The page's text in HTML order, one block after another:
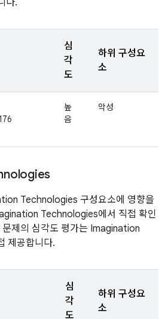
다.
심
각
도
하위 구성요
소
높
음
악성
Technologies 구성요소에 영향을
Technologies에서 직접 확인
제의 심각도 평가는 Imagination
제공합니다.
심
각
도
하위 구성요
소